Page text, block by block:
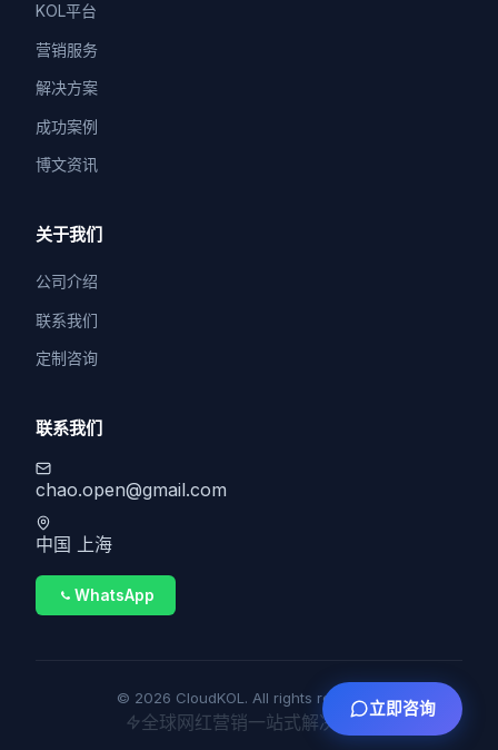
KOL平台
营销服务
解决方案
成功案例
博文资讯
关于我们
公司介绍
联系我们
定制咨询
联系我们
chao.open@gmail.com
中国 上海
WhatsApp
© 2026 CloudKOL. All rights reserved.
全球网红营销一站式解决方案
立即咨询